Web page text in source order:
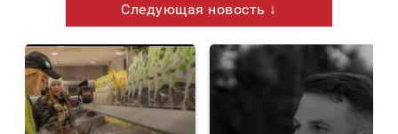
Следующая новость ↓